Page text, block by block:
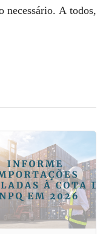
necessário. A todos,